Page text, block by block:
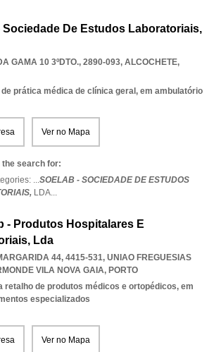
Sociedade De Estudos Laboratoriais,
GAMA 10 3ºDTO., 2890-093, ALCOCHETE,
prática médica de clínica geral, em ambulatório
Ver no Mapa
the search for:
...SOELAB - SOCIEDADE DE ESTUDOS
LDA...
- Produtos Hospitalares E
Lda
44, 4415-531, UNIAO FREGUESIAS
VILA NOVA GAIA, PORTO
retalho de produtos médicos e ortopédicos, em
especializados
Ver no Mapa